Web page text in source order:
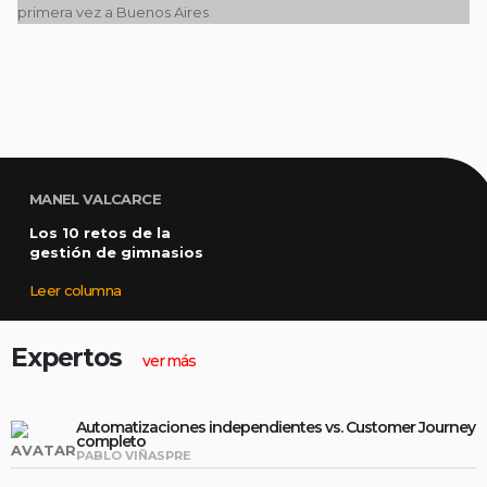
MANEL VALCARCE
Los 10 retos de la
gestión de gimnasios
Leer columna
Expertos ver más
Automatizaciones independientes vs. Customer Journey
completo
PABLO VIÑASPRE